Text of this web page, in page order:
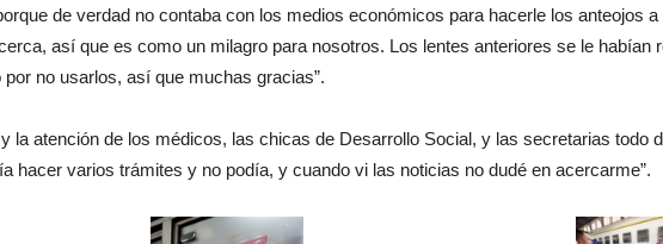
de verdad no contaba con los medios económicos para hacerle los anteojos
así que es como un milagro para nosotros. Los lentes anteriores se le habían
no usarlos, así que muchas gracias”.
la atención de los médicos, las chicas de Desarrollo Social, y las secretarias todo
hacer varios trámites y no podía, y cuando vi las noticias no dudé en acercarme”.